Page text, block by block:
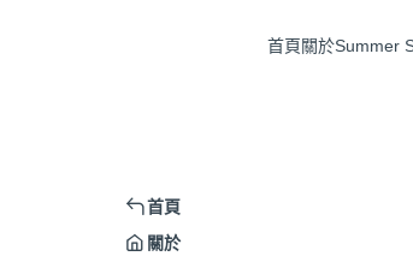
首頁關於Summer
首頁
關於